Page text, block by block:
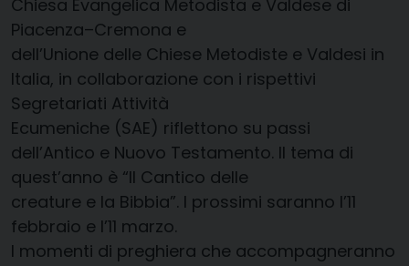
Chiesa Evangelica Metodista e Valdese di
Piacenza–Cremona e
dell’Unione delle Chiese Metodiste e Valdesi in
Italia, in collaborazione con i rispettivi
Segretariati Attività
Ecumeniche (SAE) riflettono su passi
dell’Antico e Nuovo Testamento. Il tema di
quest’anno è “Il Cantico delle
creature e la Bibbia”. I prossimi saranno l’11
febbraio e l’11 marzo.
I momenti di preghiera che accompagneranno